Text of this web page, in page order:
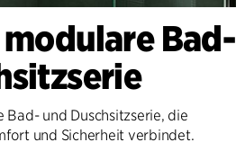
Bad-
und Duschsitzserie, die
und Sicherheit verbindet.